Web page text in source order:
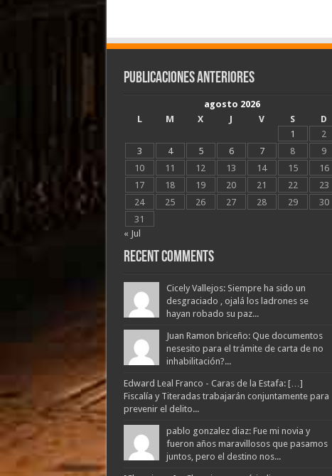
Publicaciones Anteriores
agosto 2026
L
M X J V S
D
1
2
3
4 5 6 7 8
9
10
11 12 13 14 15
16
17
18 19 20 21 22
23
24
25 26 27 28 29
30
31
« Jul
Recent Comments
Cicely Vallejos: Siempre ha sido un
desgraciado , ojalá los ladrones se
hayan robado su paz...
Juan Ramon briceño: Que documentos
nesesito para el trámite de carta de no
inhabilitación?...
Edward Leal Franco - Caras de la Estafa: […]
Fiscalía y Titeradas trabajarán conjuntamente para
prevenir el delito...
pablo gonzalez diaz: Fue mi novia y
fueron años maravillosos que pasamos
juntos, pero el destino nos...